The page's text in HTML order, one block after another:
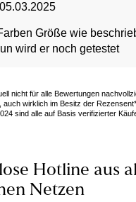
05.03.2025
Größe wie
wird er noch getestet
nicht für alle Bewertungen
auch wirklich im Besitz der
sind alle auf Basis verifizierter
Hotline aus
Netzen